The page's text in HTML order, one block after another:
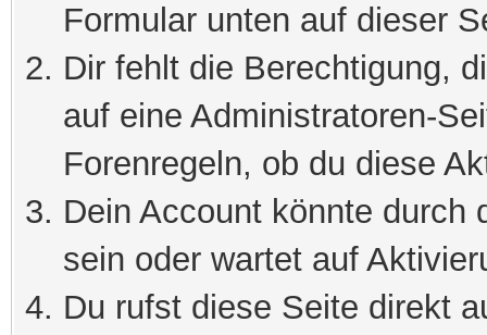
Formular unten auf dieser
Dir fehlt die Berechtigung,
auf eine Administratoren-
Forenregeln, ob du diese
Dein Account könnte durch
sein oder wartet auf
Du rufst diese Seite direkt